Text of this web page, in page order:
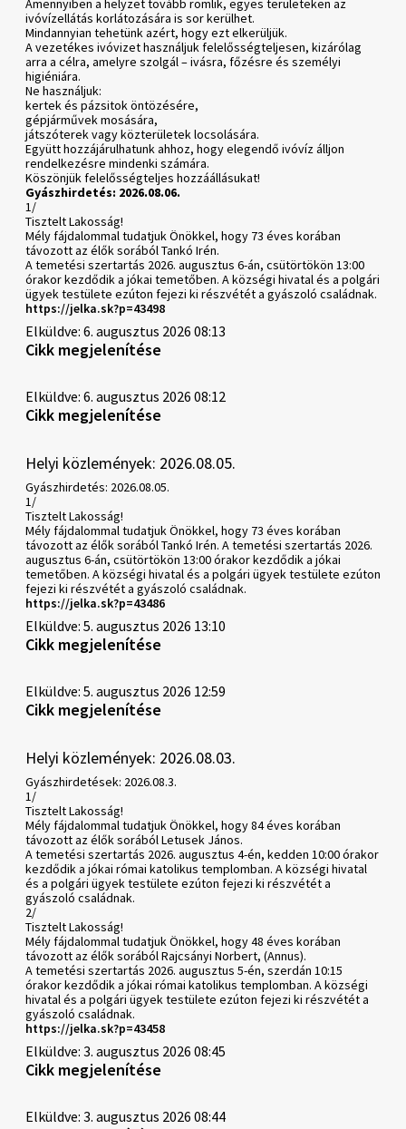
Amennyiben a helyzet tovább romlik, egyes területeken az
ivóvízellátás korlátozására is sor kerülhet.
Mindannyian tehetünk azért, hogy ezt elkerüljük.
A vezetékes ivóvizet használjuk felelősségteljesen, kizárólag
arra a célra, amelyre szolgál – ivásra, főzésre és személyi
higiéniára.
Ne használjuk:
kertek és pázsitok öntözésére,
gépjárművek mosására,
játszóterek vagy közterületek locsolására.
Együtt hozzájárulhatunk ahhoz, hogy elegendő ivóvíz álljon
rendelkezésre mindenki számára.
Köszönjük felelősségteljes hozzáállásukat!
Gyászhirdetés: 2026.08.06.
1/
Tisztelt Lakosság!
Mély fájdalommal tudatjuk Önökkel, hogy 73 éves korában
távozott az élők sorából Tankó Irén.
A temetési szertartás 2026. augusztus 6-án, csütörtökön 13:00
órakor kezdődik a jókai temetőben. A községi hivatal és a polgári
ügyek testülete ezúton fejezi ki részvétét a gyászoló családnak.
https://jelka.sk?p=43498
Elküldve: 6. augusztus 2026 08:13
Cikk megjelenítése
Elküldve: 6. augusztus 2026 08:12
Cikk megjelenítése
Helyi közlemények: 2026.08.05.
Gyászhirdetés: 2026.08.05.
1/
Tisztelt Lakosság!
Mély fájdalommal tudatjuk Önökkel, hogy 73 éves korában
távozott az élők sorából Tankó Irén. A temetési szertartás 2026.
augusztus 6-án, csütörtökön 13:00 órakor kezdődik a jókai
temetőben. A községi hivatal és a polgári ügyek testülete ezúton
fejezi ki részvétét a gyászoló családnak.
https://jelka.sk?p=43486
Elküldve: 5. augusztus 2026 13:10
Cikk megjelenítése
Elküldve: 5. augusztus 2026 12:59
Cikk megjelenítése
Helyi közlemények: 2026.08.03.
Gyászhirdetések: 2026.08.3.
1/
Tisztelt Lakosság!
Mély fájdalommal tudatjuk Önökkel, hogy 84 éves korában
távozott az élők sorából Letusek János.
A temetési szertartás 2026. augusztus 4-én, kedden 10:00 órakor
kezdődik a jókai római katolikus templomban. A községi hivatal
és a polgári ügyek testülete ezúton fejezi ki részvétét a
gyászoló családnak.
2/
Tisztelt Lakosság!
Mély fájdalommal tudatjuk Önökkel, hogy 48 éves korában
távozott az élők sorából Rajcsányi Norbert, (Annus).
A temetési szertartás 2026. augusztus 5-én, szerdán 10:15
órakor kezdődik a jókai római katolikus templomban. A községi
hivatal és a polgári ügyek testülete ezúton fejezi ki részvétét a
gyászoló családnak.
https://jelka.sk?p=43458
Elküldve: 3. augusztus 2026 08:45
Cikk megjelenítése
Elküldve: 3. augusztus 2026 08:44